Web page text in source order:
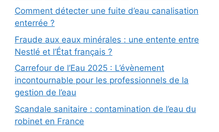
Comment détecter une fuite d’eau canalisation
enterrée ?
Fraude aux eaux minérales : une entente entre
Nestlé et l’État français ?
Carrefour de l’Eau 2025 : L’évènement
incontournable pour les professionnels de la
gestion de l’eau
Scandale sanitaire : contamination de l’eau du
robinet en France